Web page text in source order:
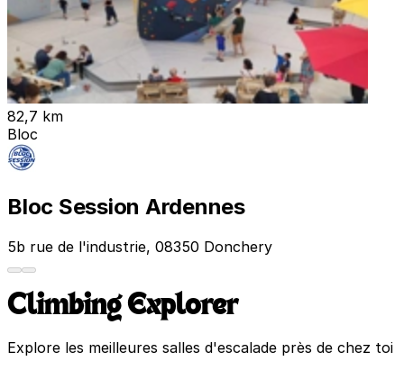
82,7 km
Bloc
Bloc Session Ardennes
5b rue de l'industrie, 08350 Donchery
Climbing Explorer
Explore les meilleures salles d'escalade près de chez toi